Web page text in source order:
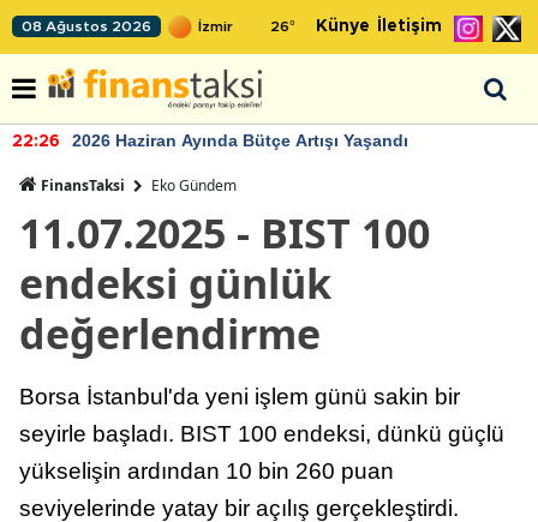
08 Ağustos 2026 26° Künye İletişim
22:26 2026 Haziran Ayında Bütçe Artışı Yaşandı
FinansTaksi Eko Gündem
11.07.2025 - BIST 100
endeksi günlük
değerlendirme
Borsa İstanbul'da yeni işlem günü sakin bir
seyirle başladı. BIST 100 endeksi, dünkü güçlü
yükselişin ardından 10 bin 260 puan
seviyelerinde yatay bir açılış gerçekleştirdi.